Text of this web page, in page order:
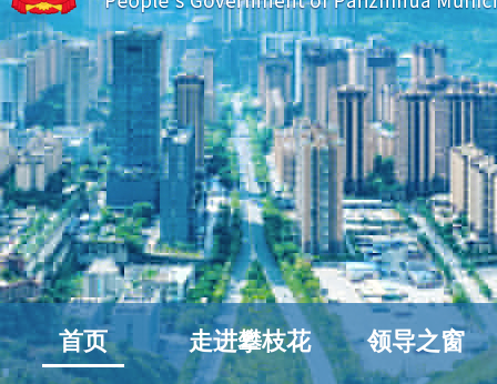
首页 走进攀枝花 领导之窗